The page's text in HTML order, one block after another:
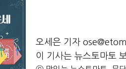
오세은 기자
이 기사는 뉴스토마토